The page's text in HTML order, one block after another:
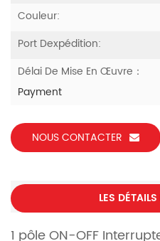
Couleur:
Port Dexpédition:
Délai De Mise En Œuvre：
Payment
NOUS CONTACTER
LES
1 pôle ON-OFF